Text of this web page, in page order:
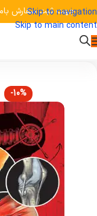
Skip to navigation
Skip to main content
جهت ثبت سفارش باما در
-10%